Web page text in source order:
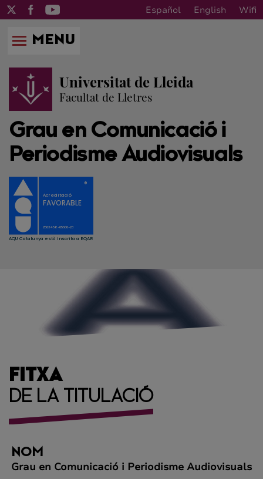
Español English Wifi
MENU
Universitat de Lleida
Facultat de Lletres
Grau en Comunicació i
Periodisme Audiovisuals
FITXA
DE LA TITULACIÓ
NOM
Grau en Comunicació i Periodisme Audiovisuals